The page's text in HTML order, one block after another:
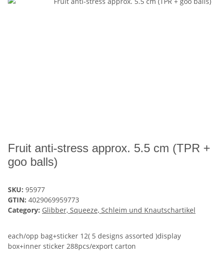
Fruit anti-stress approx. 5.5 cm (TPR +
goo balls)
SKU: 95977
GTIN: 4029069959773
Category: Glibber, Squeeze, Schleim und Knautschartikel
each/opp bag+sticker 12( 5 designs assorted )display
box+inner sticker 288pcs/export carton